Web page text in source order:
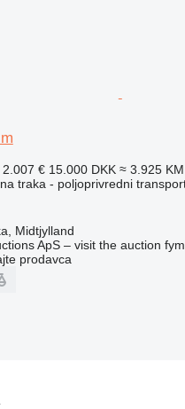
2.007 € 15.000 DKK ≈ 3.925 KM
traka - poljoprivredni
Midtjylland
ApS – visit the auction
prodavca